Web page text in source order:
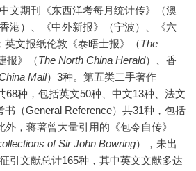
文期刊《东西洋考每月统计传》（澳
港）、《中外新报》（宁波）、《六
文报纸伦敦《泰晤士报》（The
报》（The North China Herald）、香
Mail）3种。第五类二手著作
68种，包括英文50种、中文13种、法文
（General Reference）共31种，包括
，蒋著曾大量引用的《包令自传》
of Sir John Bowring），未出
引文献总计165种，其中英文文献多达